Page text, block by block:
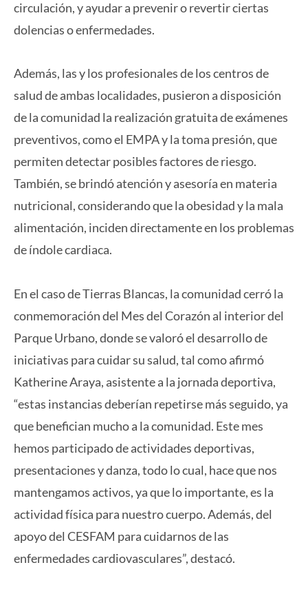
circulación, y ayudar a prevenir o revertir ciertas
dolencias o enfermedades.
Además, las y los profesionales de los centros de
salud de ambas localidades, pusieron a disposición
de la comunidad la realización gratuita de exámenes
preventivos, como el EMPA y la toma presión, que
permiten detectar posibles factores de riesgo.
También, se brindó atención y asesoría en materia
nutricional, considerando que la obesidad y la mala
alimentación, inciden directamente en los problemas
de índole cardiaca.
En el caso de Tierras Blancas, la comunidad cerró la
conmemoración del Mes del Corazón al interior del
Parque Urbano, donde se valoró el desarrollo de
iniciativas para cuidar su salud, tal como afirmó
Katherine Araya, asistente a la jornada deportiva,
“estas instancias deberían repetirse más seguido, ya
que benefician mucho a la comunidad. Este mes
hemos participado de actividades deportivas,
presentaciones y danza, todo lo cual, hace que nos
mantengamos activos, ya que lo importante, es la
actividad física para nuestro cuerpo. Además, del
apoyo del CESFAM para cuidarnos de las
enfermedades cardiovasculares”, destacó.